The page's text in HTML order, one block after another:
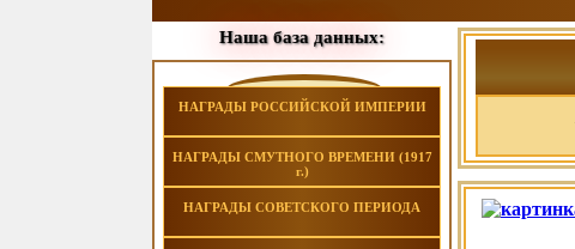
Наша база данных:
НАГРАДЫ РОССИЙСКОЙ ИМПЕРИИ
НАГРАДЫ СМУТНОГО ВРЕМЕНИ (1917
г.)
НАГРАДЫ СОВЕТСКОГО ПЕРИОДА